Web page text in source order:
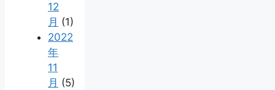
12
月 (1)
2022
年
11
月 (5)